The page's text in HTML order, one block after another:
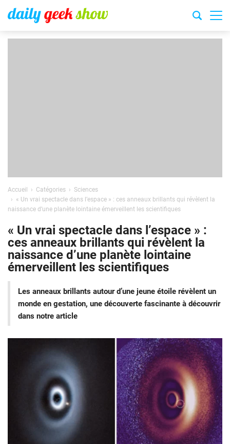
Accueil Catégories
Sciences
« Un vrai spectacle dans l’espace » : ces anneaux brillants qui révèlent la
naissance d’une planète lointaine émerveillent les scientifiques
« Un vrai spectacle dans l’espace » :
ces anneaux brillants qui révèlent la
naissance d’une planète lointaine
émerveillent les scientifiques
Les anneaux brillants autour d’une jeune étoile révèlent un
monde en gestation, une découverte fascinante à découvrir
dans notre article